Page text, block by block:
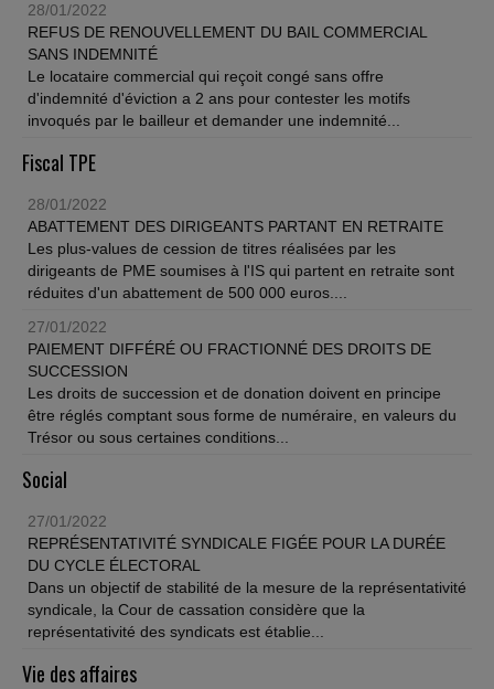
28/01/2022
REFUS DE RENOUVELLEMENT DU BAIL COMMERCIAL
SANS INDEMNITÉ
Le locataire commercial qui reçoit congé sans offre
d'indemnité d'éviction a 2 ans pour contester les motifs
invoqués par le bailleur et demander une indemnité...
Fiscal TPE
28/01/2022
ABATTEMENT DES DIRIGEANTS PARTANT EN RETRAITE
Les plus-values de cession de titres réalisées par les
dirigeants de PME soumises à l'IS qui partent en retraite sont
réduites d'un abattement de 500 000 euros....
27/01/2022
PAIEMENT DIFFÉRÉ OU FRACTIONNÉ DES DROITS DE
SUCCESSION
Les droits de succession et de donation doivent en principe
être réglés comptant sous forme de numéraire, en valeurs du
Trésor ou sous certaines conditions...
Social
27/01/2022
REPRÉSENTATIVITÉ SYNDICALE FIGÉE POUR LA DURÉE
DU CYCLE ÉLECTORAL
Dans un objectif de stabilité de la mesure de la représentativité
syndicale, la Cour de cassation considère que la
représentativité des syndicats est établie...
Vie des affaires